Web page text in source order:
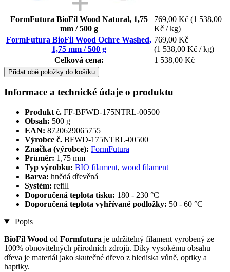
FormFutura BioFil Wood Natural, 1,75
mm / 500 g
769,00 Kč (1 538,00
Kč / kg)
FormFutura BioFil Wood Ochre Washed,
1,75 mm / 500 g
769,00 Kč
(1 538,00 Kč / kg)
Celková cena:
1 538,00 Kč
Přidat obě položky do košíku
Informace a technické údaje o produktu
Produkt č. FF-BFWD-175NTRL-00500
Obsah: 500 g
EAN: 8720629065755
Výrobce č. BFWD-175NTRL-00500
Značka (výrobce): FormFutura
Průměr: 1,75 mm
Typ výrobku: BIO filament, wood filament
Barva: hnědá dřevěná
Systém: refill
Doporučená teplota tisku: 180 - 230 °C
Doporučená teplota vyhřívané podložky: 50 - 60 °C
Popis
BioFil Wood od Formfutura je udržitelný filament vyrobený ze
100% obnovitelných přírodních zdrojů. Díky vysokému obsahu
dřeva je materiál jako skutečné dřevo z hlediska vůně, optiky a
haptiky.